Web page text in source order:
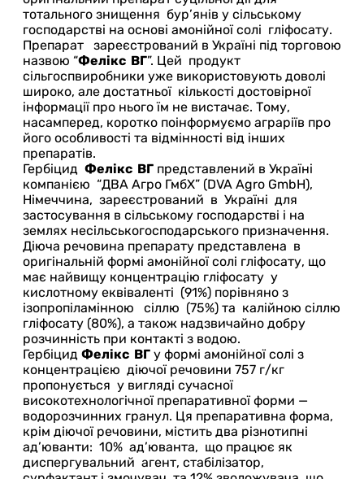
тотального знищення бур’янів у сільському
господарстві на основі амонійної солі гліфосату.
Препарат зареєстрований в Україні під торговою
назвою “Фелікс ВГ”. Цей продукт
сільгоспвиробники уже використовують доволі
широко, але достатньої кількості достовірної
інформації про нього їм не вистачає. Тому,
насамперед, коротко поінформуємо аграріїв про
його особливості та відмінності від інших
препаратів.
Гербіцид Фелікс ВГ представлений в Україні
компанією “ДВА Агро ГмбХ” (DVA Agro GmbH),
Німеччина, зареєстрований в Україні для
застосування в сільському господарстві і на
землях несільськогосподарського призначення.
Діюча речовина препарату представлена в
оригінальній формі амонійної солі гліфосату, що
має найвищу концентрацію гліфосату у
кислотному еквіваленті (91%) порівняно з
ізопропіламінною сіллю (75%) та калійною сіллю
гліфосату (80%), а також надзвичайно добру
розчинність при контакті з водою.
Гербіцид Фелікс ВГ у формі амонійної солі з
концентрацією діючої речовини 757 г/кг
пропонується у вигляді сучасної
високотехнологічної препаративної форми —
водорозчинних гранул. Ця препаративна форма,
крім діючої речовини, містить два різнотипні
ад’юванти: 10% ад’юванта, що працює як
диспергувальний агент, стабілізатор,